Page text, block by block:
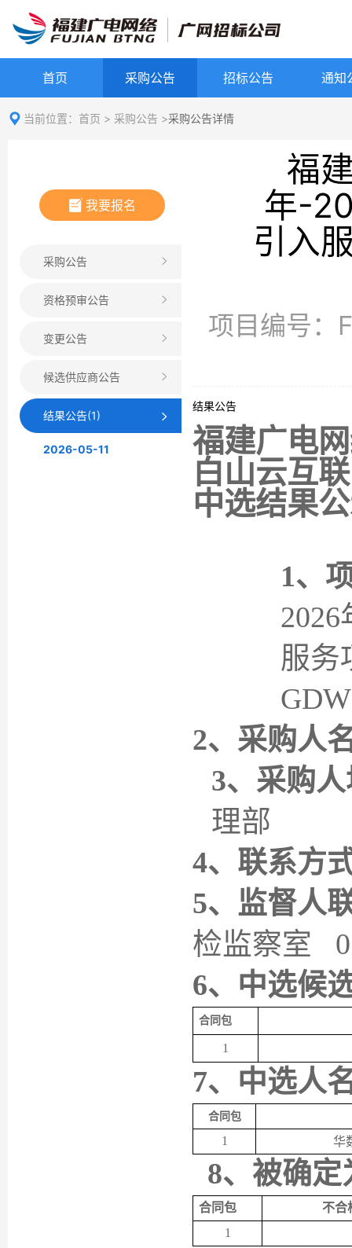
首页 采购公告 招标公告 通知
当前位置： 首页 > 采购公告 >采购公告详情
我要报名
采购公告
资格预审公告
变更公告
候选供应商公告
结果公告(1)
2026-05-11
福
年-
引入
项目编号：
结果公告
福建广电
白山云互
中选结果
1、
服务
2、采购人
3、采购
理部
4、联系方
5、监督人
检监察室
6、 中选候
合同包
1
7、 中选人
合同包
1 华
8、 被确定
合同包
不合
1